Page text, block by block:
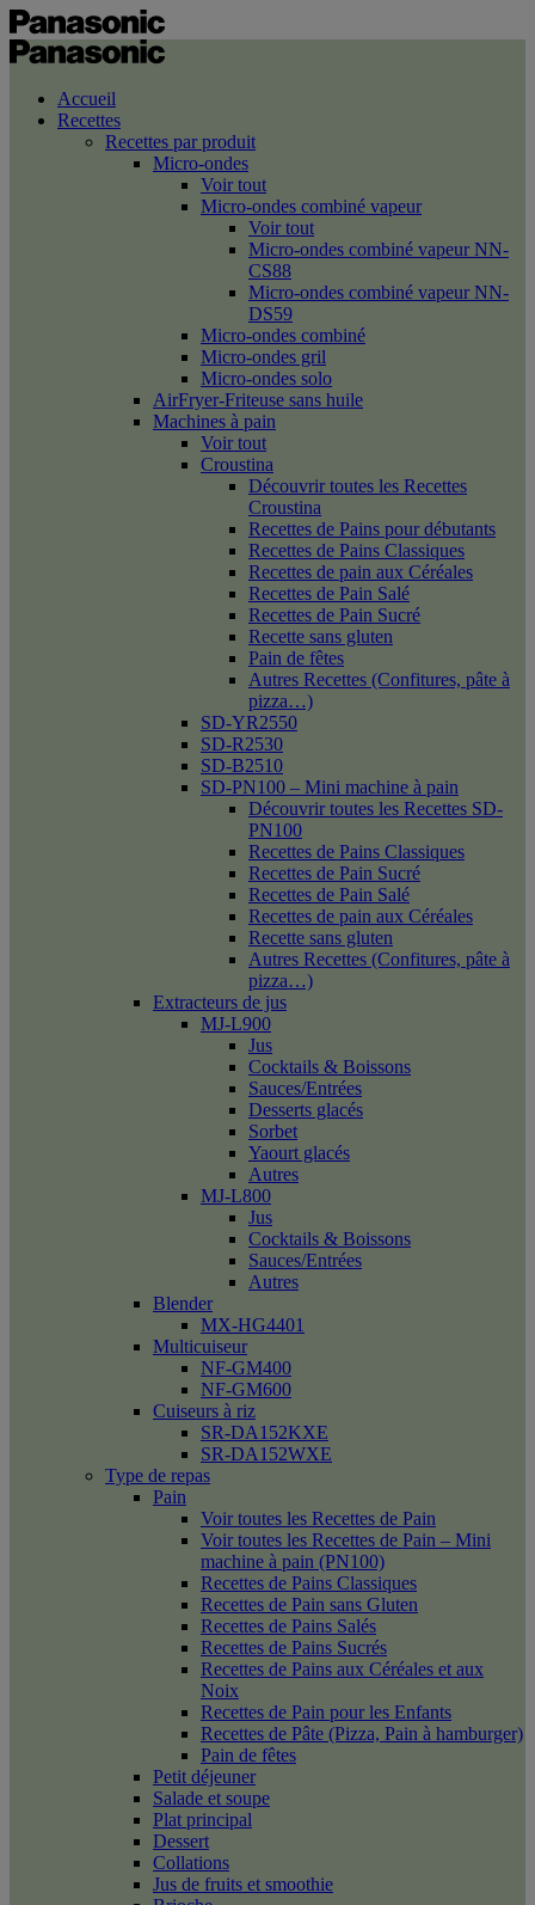
Accueil
Recettes
Recettes par produit
Micro-ondes
Voir tout
Micro-ondes combiné vapeur
Voir tout
Micro-ondes combiné vapeur NN-
CS88
Micro-ondes combiné vapeur NN-
DS59
Micro-ondes combiné
Micro-ondes gril
Micro-ondes solo
AirFryer-Friteuse sans huile
Machines à pain
Voir tout
Croustina
Découvrir toutes les Recettes
Croustina
Recettes de Pains pour débutants
Recettes de Pains Classiques
Recettes de pain aux Céréales
Recettes de Pain Salé
Recettes de Pain Sucré
Recette sans gluten
Pain de fêtes
Autres Recettes (Confitures, pâte à
pizza…)
SD-YR2550
SD-R2530
SD-B2510
SD-PN100 – Mini machine à pain
Découvrir toutes les Recettes SD-
PN100
Recettes de Pains Classiques
Recettes de Pain Sucré
Recettes de Pain Salé
Recettes de pain aux Céréales
Recette sans gluten
Autres Recettes (Confitures, pâte à
pizza…)
Extracteurs de jus
MJ-L900
Jus
Cocktails & Boissons
Sauces/Entrées
Desserts glacés
Sorbet
Yaourt glacés
Autres
MJ-L800
Jus
Cocktails & Boissons
Sauces/Entrées
Autres
Blender
MX-HG4401
Multicuiseur
NF-GM400
NF-GM600
Cuiseurs à riz
SR-DA152KXE
SR-DA152WXE
Type de repas
Pain
Voir toutes les Recettes de Pain
Voir toutes les Recettes de Pain – Mini
machine à pain (PN100)
Recettes de Pains Classiques
Recettes de Pain sans Gluten
Recettes de Pains Salés
Recettes de Pains Sucrés
Recettes de Pains aux Céréales et aux
Noix
Recettes de Pain pour les Enfants
Recettes de Pâte (Pizza, Pain à hamburger)
Pain de fêtes
Petit déjeuner
Salade et soupe
Plat principal
Dessert
Collations
Jus de fruits et smoothie